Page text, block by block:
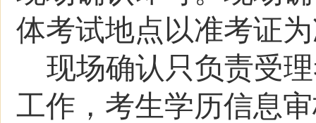
体考试地点以准考证
现场确认只负责受
工作，考生学历信息